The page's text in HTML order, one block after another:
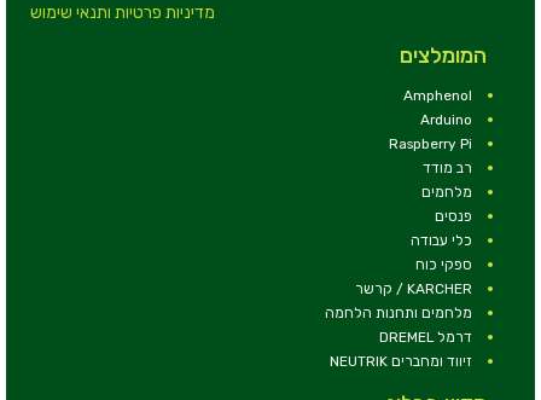
מדיניות פרטיות ותנאי שימוש
המומלצים
Amphenol
Arduino
Raspberry Pi
רב מודד
מלחמים
פנסים
כלי עבודה
ספקי כוח
KARCHER / קרשר
מלחמים ותחנות הלחמה
דרמל DREMEL
זיווד ומחברים NEUTRIK